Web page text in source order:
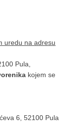
uredu na adresu
Pula,
kojem se
6, 52100 Pula